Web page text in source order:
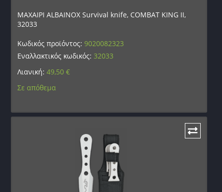
ΜΑΧΑΙΡΙ ALBAINOX Survival knife, COMBAT KING II,
32033
Κωδικός προϊόντος:9020082323
Εναλλακτικός κωδικός: 32033
Λιανική:49,50€
Σε απόθεμα